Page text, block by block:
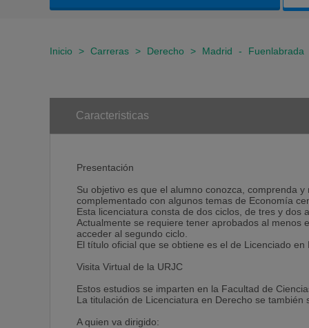
Inicio > Carreras > Derecho > Madrid - Fuenlabrada
Caracteristicas
Presentación
Su objetivo es que el alumno conozca, comprenda
complementado con algunos temas de Economía
Esta licenciatura consta de dos ciclos, de tres y
Actualmente se requiere tener aprobados al menos
acceder al segundo ciclo.
El título oficial que se obtiene es el de Licenciado en
Visita Virtual de la URJC
Estos estudios se imparten en la Facultad de
La titulación de Licenciatura en Derecho se también
A quien va dirigido: